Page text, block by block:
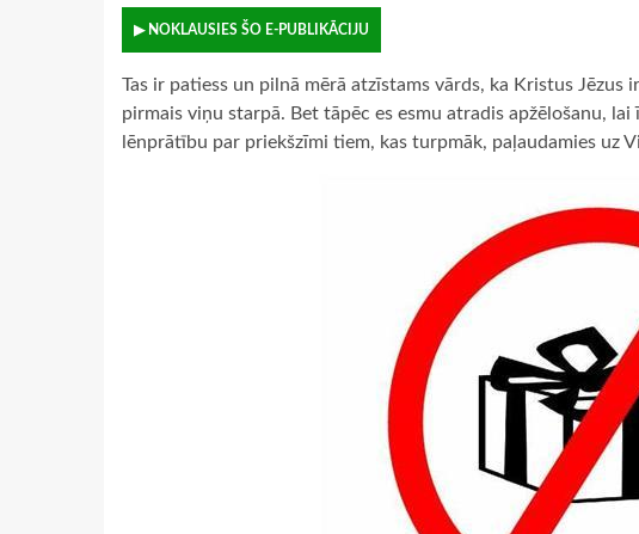
▶ NOKLAUSIES ŠO E-PUBLIKĀCIJU
Tas ir patiess un pilnā mērā atzīstams vārds, ka Kristus Jēzus
pirmais viņu starpā. Bet tāpēc es esmu atradis apžēlošanu,
lēnprātību par priekšzīmi tiem, kas turpmāk, paļaudamies uz